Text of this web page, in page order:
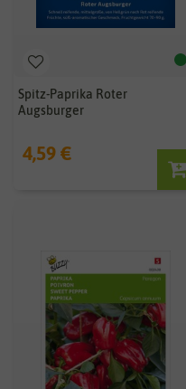
Spitz-Paprika Roter
Augsburger
4,59 €